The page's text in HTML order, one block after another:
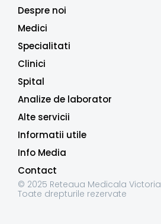
Despre noi
Medici
Specialitati
Clinici
Spital
Analize de laborator
Alte servicii
Informatii utile
Info Media
Contact
© 2025 Reteaua Medicala Victoria
Toate drepturile rezervate